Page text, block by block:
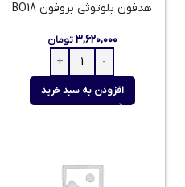
هدفون بلوتوثی بروفون BO18
۳,۶۲۰,۰۰۰ تومان
افزودن به سبد خرید